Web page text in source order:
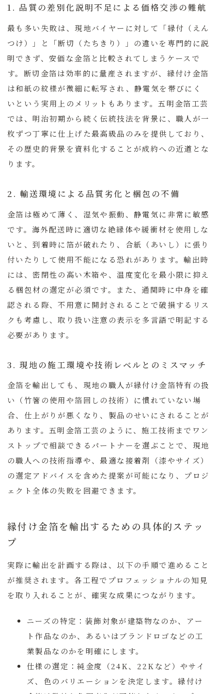
1. 品質の差別化説明不足による価格交渉の難航
最も多い失敗は、現地バイヤーに対して「縁付（えん
つけ）」と「断切（たちきり）」の違いを専門的に説
明できず、安価な金箔と比較されてしまうケースで
す。断切金箔は効率的に量産されますが、縁付け金箔
は和紙の紋様が微細に転写され、静電気を帯びにく
いという実用上のメリットもあります。 五明金箔工芸
では、明治初期から続く伝統技法を背景に、職人が一
枚ずつ丁寧に仕上げた最高級品のみを提供しており、
その歴史的背景を資料化することが成約への近道とな
ります。
2. 輸送環境による品質劣化と梱包の不備
金箔は極めて薄く、湿気や振動、静電気に非常に敏感
です。海外配送時に適切な絶縁体や緩衝材を使用しな
いと、到着時に箔が破れたり、合紙（あいし）に張り
付いたりして使用不能になる恐れがあります。輸出時
には、密閉性の高い木箱や、温度変化を最小限に抑え
る梱包材の選定が必須です。また、通関時に中身を確
認される際、不用意に開封されることで破損するリス
クも考慮し、取り扱い注意の表示を多言語で明記する
必要があります。
3. 現地の施工環境や技術レベルとのミスマッチ
金箔を輸出しても、現地の職人が縁付け金箔特有の扱
い（竹箸の使用や箔回しの技術）に慣れていない場
合、仕上がりが悪くなり、製品のせいにされることが
あります。五明金箔工芸のように、施工技術までワン
ストップで相談できるパートナーを選ぶことで、現地
の職人への技術指導や、最適な接着剤（漆やサイズ）
の選定アドバイスを含めた提案が可能になり、プロジ
ェクト全体の失敗を回避できます。
縁付け金箔を輸出するための具体的ステッ
プ
実際に輸出を計画する際は、以下の手順で進めること
が推奨されます。各工程でプロフェッショナルの知見
を取り入れることが、確実な成果につながります。
ニーズの特定： 装飾対象が建築物なのか、アー
ト作品なのか、あるいはブランドロゴなどの工
業製品なのかを明確にします。
仕様の選定：純金度（24K、22Kなど）やサイ
ズ、色のバリエーションを決定します。縁付け